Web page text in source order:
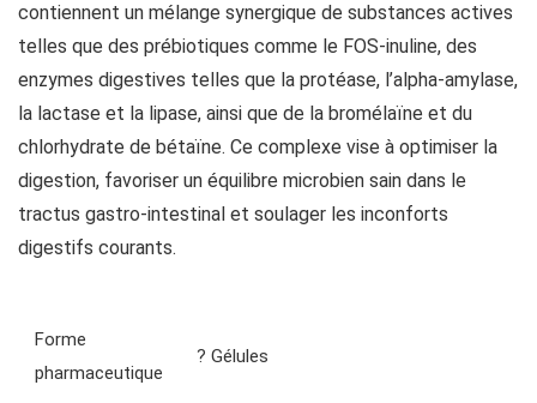
contiennent un mélange synergique de substances actives
telles que des prébiotiques comme le FOS-inuline, des
enzymes digestives telles que la protéase, l’alpha-amylase,
la lactase et la lipase, ainsi que de la bromélaïne et du
chlorhydrate de bétaïne. Ce complexe vise à optimiser la
digestion, favoriser un équilibre microbien sain dans le
tractus gastro-intestinal et soulager les inconforts
digestifs courants.
Forme
pharmaceutique
? Gélules